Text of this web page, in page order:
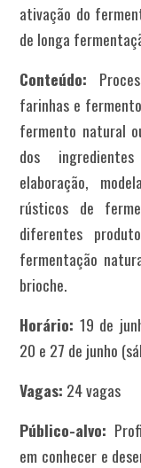
ativação do
de longa
Conteúdo:
farinhas e
fermento natural
dos
elaboração,
rústicos de
diferentes
fermentação
brioche.
Horário: 19 de
20 e 27 de junho
Vagas: 24 vagas
Público-alvo:
em conhecer e